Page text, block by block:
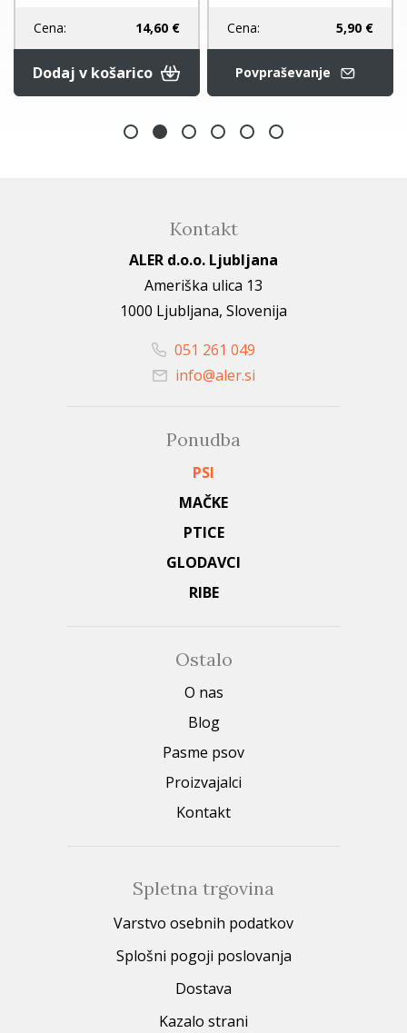
Cena: 14,60 €
Dodaj v košarico
Cena: 5,90 €
Povpraševanje
Kontakt
ALER d.o.o. Ljubljana
Ameriška ulica 13
1000 Ljubljana, Slovenija
051 261 049
info@aler.si
Ponudba
PSI
MAČKE
PTICE
GLODAVCI
RIBE
Ostalo
O nas
Blog
Pasme psov
Proizvajalci
Kontakt
Spletna trgovina
Varstvo osebnih podatkov
Splošni pogoji poslovanja
Dostava
Kazalo strani